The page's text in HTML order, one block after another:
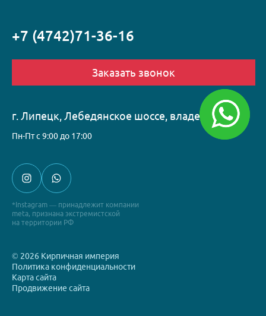
+7 (4742)71-36-16
Заказать звонок
г. Липецк, Лебедянское шоссе, владение, 1А
Пн-Пт с 9:00 до 17:00
*Instagram — принадлежит компании
meta, признана экстремистской
на территории РФ
© 2026 Кирпичная империя
Политика конфиденциальности
Карта сайта
Продвижение сайта